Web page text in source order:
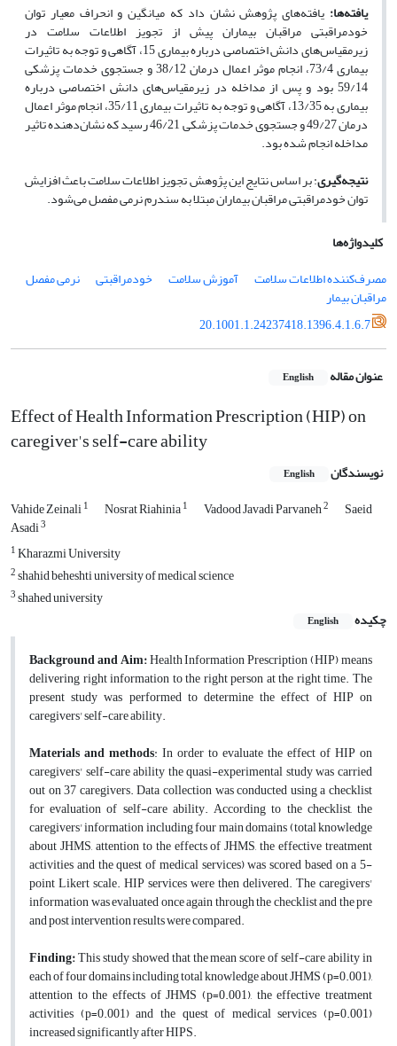
یافته‌ها: یافته‌های پژوهش نشان داد که میانگین و انحراف معیار توان
خودمراقبتی مراقبان بیماران پیش از تجویز اطلاعات سلامت در
زیرمقیاس‌های دانش اختصاصی درباره بیماری 15، آگاهی و توجه به تاثیرات
بیماری 73/4، انجام موثر اعمال درمان 38/12 و جستجوی خدمات پزشکی
59/14 بود و پس از مداخله در زیرمقیاس‌های دانش اختصاصی درباره
بیماری به 13/35، آگاهی و توجه به تاثیرات بیماری 35/11، انجام موثر اعمال
درمان 49/27 و جستجوی خدمات پزشکی 46/21 رسید که نشان‌دهنده تاثیر
مداخله انجام شده بود.
نتیجه‌گیری: بر اساس نتایج این پژوهش تجویز اطلاعات سلامت باعث افزایش
توان خودمراقبتی مراقبان بیماران مبتلا به سندرم نرمی مفصل می‌شود.
کلیدواژه‌ها
مصرف‌کننده اطلاعات سلامت
آموزش سلامت خودمراقبتی نرمی مفصل
مراقبان بیمار
20.1001.1.24237418.1396.4.1.6.7
عنوان مقاله English
Effect of Health Information Prescription (HIP) on
caregiver's self-care ability
نویسندگان English
Vahide Zeinali1 Nosrat Riahinia1 Vadood Javadi Parvaneh2 Saeid
Asadi3
1Kharazmi University
2shahid beheshti university of medical science
3shahed university
چکیده
English
Background and Aim:Health Information Prescription (HIP) means
delivering right information to the right person at the right time. The
present study was performed to determine the effect of HIP on
caregivers' self-care ability.
Materials and methods: In order to evaluate the effect of HIP on
caregivers' self-care ability the quasi-experimental study was carried
out on 37 caregivers. Data collection was conducted using a checklist
for evaluation of self-care ability. According to the checklist, the
caregivers' information including four main domains (total knowledge
about JHMS, attention to the effects of JHMS, the effective treatment
activities and the quest of medical services) was scored based on a 5-
point Likert scale. HIP services were then delivered. The caregivers'
information was evaluated once again through the checklist and the pre
and post intervention results were compared.
Finding:This study showed that the mean score of self-care ability in
each of four domains including total knowledge about JHMS (p=0.001),
attention to the effects of JHMS (p=0.001), the effective treatment
activities (p=0.001) and the quest of medical services (p=0.001)
increased significantly after HIPS.